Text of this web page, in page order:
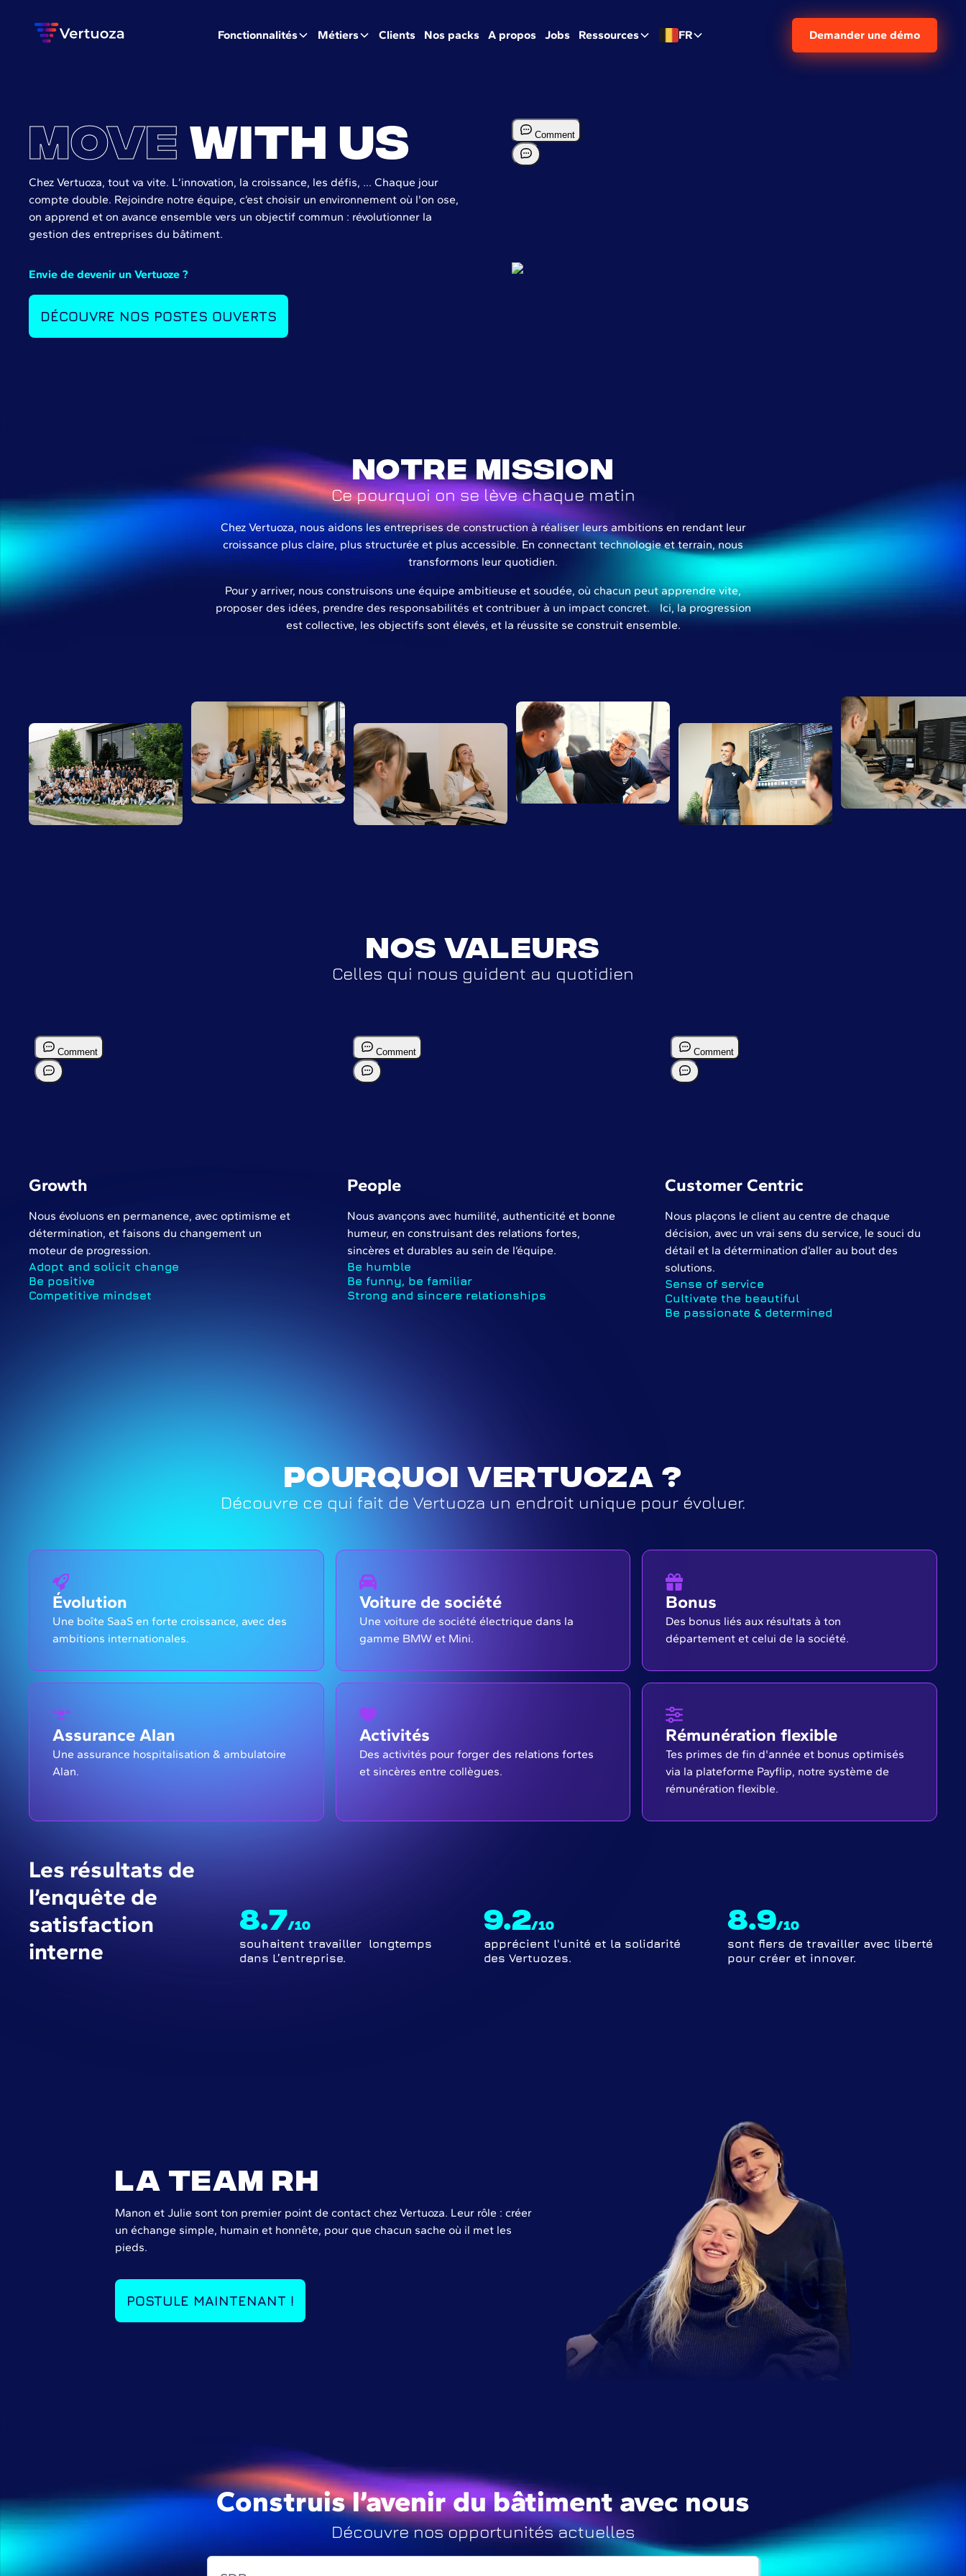
Fonctionnalités Métiers Clients Nos packs A propos Jobs Ressources FR Demander une démo
Move with us
Chez Vertuoza, tout va vite. L’innovation, la croissance, les défis, ... Chaque jour
compte double. Rejoindre notre équipe, c’est choisir un environnement où l'on ose,
on apprend et on avance ensemble vers un objectif commun : révolutionner la
gestion des entreprises du bâtiment.
Envie de devenir un Vertuoze ?
DÉCOUVRE NOS POSTES OUVERTS
Notre mission
Ce pourquoi on se lève chaque matin
Chez Vertuoza, nous aidons les entreprises de construction à réaliser leurs ambitions en rendant leur
croissance plus claire, plus structurée et plus accessible. En connectant technologie et terrain, nous
transformons leur quotidien.
Pour y arriver, nous construisons une équipe ambitieuse et soudée, où chacun peut apprendre vite,
proposer des idées, prendre des responsabilités et contribuer à un impact concret. Ici, la progression
est collective, les objectifs sont élevés, et la réussite se construit ensemble.
Nos Valeurs
Celles qui nous guident au quotidien
Growth
Nous évoluons en permanence, avec optimisme et
détermination, et faisons du changement un
moteur de progression.
Adopt and solicit change
Be positive
Competitive mindset
People
Nous avançons avec humilité, authenticité et bonne
humeur, en construisant des relations fortes,
sincères et durables au sein de l’équipe.
Be humble
Be funny, be familiar
Strong and sincere relationships
Customer Centric
Nous plaçons le client au centre de chaque
décision, avec un vrai sens du service, le souci du
détail et la détermination d’aller au bout des
solutions.
Sense of service
Cultivate the beautiful
Be passionate & determined
Pourquoi vertuoza ?
Découvre ce qui fait de Vertuoza un endroit unique pour évoluer.
Évolution
Une boîte SaaS en forte croissance, avec des
ambitions internationales.
Voiture de société
Une voiture de société électrique dans la
gamme BMW et Mini.
Bonus
Des bonus liés aux résultats à ton
département et celui de la société.
Assurance Alan
Une assurance hospitalisation & ambulatoire
Alan.
Activités
Des activités pour forger des relations fortes
et sincères entre collègues.
Rémunération flexible
Tes primes de fin d'année et bonus optimisés
via la plateforme Payflip, notre système de
rémunération flexible.
Les résultats de
l’enquête de
satisfaction
interne
8.7/10
souhaitent travailler longtemps
dans L’entreprise.
9.2/10
apprécient l'unité et la solidarité
des Vertuozes.
8.9/10
sont fiers de travailler avec liberté
pour créer et innover.
la team rh
Manon et Julie sont ton premier point de contact chez Vertuoza. Leur rôle : créer
un échange simple, humain et honnête, pour que chacun sache où il met les
pieds.
POSTULE MAINTENANT !
Construis l’avenir du bâtiment avec nous
Découvre nos opportunités actuelles